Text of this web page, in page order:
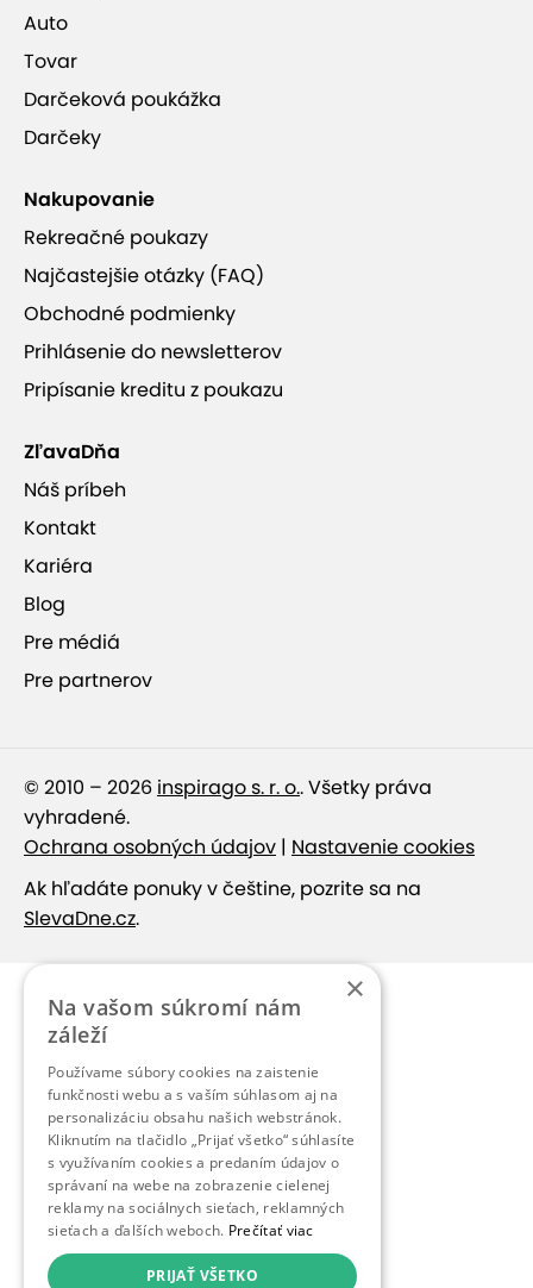
Auto
Tovar
Darčeková poukážka
Darčeky
Nakupovanie
Rekreačné poukazy
Najčastejšie otázky (FAQ)
Obchodné podmienky
Prihlásenie do newsletterov
Pripísanie kreditu z poukazu
ZľavaDňa
Náš príbeh
Kontakt
Kariéra
Blog
Pre médiá
Pre partnerov
© 2010 – 2026 inspirago s. r. o.. Všetky práva
vyhradené.
Ochrana osobných údajov | Nastavenie cookies
Ak hľadáte ponuky v češtine, pozrite sa na
SlevaDne.cz.
×
Na vašom súkromí nám
záleží
Používame súbory cookies na zaistenie
funkčnosti webu a s vaším súhlasom aj na
personalizáciu obsahu našich webstránok.
Kliknutím na tlačidlo „Prijať všetko“ súhlasíte
s využívaním cookies a predaním údajov o
správaní na webe na zobrazenie cielenej
reklamy na sociálnych sieťach, reklamných
sieťach a ďalších weboch. Prečítať viac
PRIJAŤ VŠETKO